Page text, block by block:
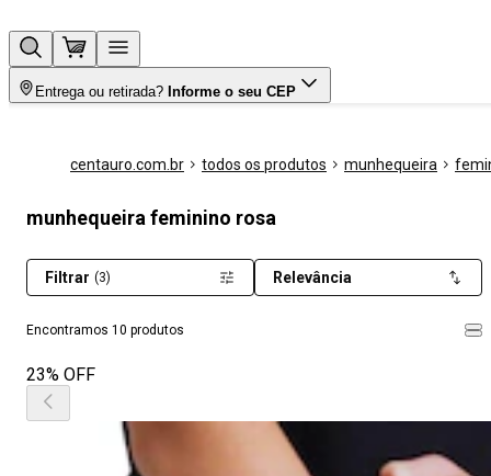
Entrega ou retirada? Informe o seu CEP
centauro.com.br todos os produtos munhequeira
munhequeira feminino rosa
Encontramos 10 produtos
Filtrar (3) Relevância
23% OFF